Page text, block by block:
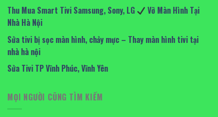
Thu Mua Smart Tivi Samsung, Sony, LG
Vỡ Màn Hình Tại
Nhà Hà Nội
Sửa tivi bị sọc màn hình, chảy mực – Thay màn hình tivi tại
nhà hà nội
Sửa Tivi TP Vĩnh Phúc, Vĩnh Yên
MỌI NGƯỜI CŨNG TÌM KIẾM